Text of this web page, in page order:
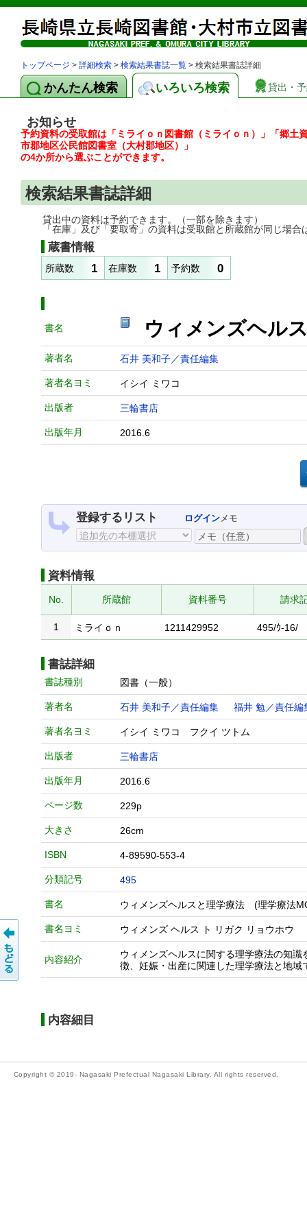
トップページ > 詳細検索 > 検索結果書誌一覧 > 検索結果書誌詳細
かんたん検索 いろいろ検索 貸出・
お知らせ
予約資料の受取館は「ミライｏｎ図書館（ミライｏｎ）」「郷
市郡地区公民館図書室（大村郡地区）」
の4か所から選ぶことができます。
検索結果書誌詳細
貸出中の資料は予約できます。（一部を除きます）
「在庫」及び「要取寄」の資料は受取館と所蔵館が同じ場合
蔵書情報
所蔵数 1 在庫数 1 予約数 0
書名 ウィメンズヘル
著者名 石井 美和子／責任編集
著者名ヨミ イシイ ミワコ
出版者 三輪書店
出版年月 2016.6
登録するリスト ログインメモ
資料情報
No. 所蔵館 資料番号 請求
1 ミライｏｎ 1211429952 495/ｳ-16/
書誌詳細
書誌種別 図書（一般）
著者名 石井 美和子／責任編集 福井 勉／責任編
著者名ヨミ イシイ ミワコ フクイ ツトム
出版者 三輪書店
出版年月 2016.6
ページ数 229p
大きさ 26cm
ISBN 4-89590-553-4
分類記号 495
書名 ウィメンズヘルスと理学療法 (理学療法
書名ヨミ ウィメンズ ヘルス ト リガク リョウホウ
内容紹介
ウィメンズヘルスに関する理学療法の知
徴、妊娠・出産に関連した理学療法と地
内容細目
Copyright © 2019- Nagasaki Prefectual Nagasaki Library. All rights reserved.